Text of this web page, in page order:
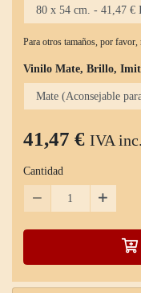
Para otros tamaños, por
Vinilo Mate, Brillo,
41,47 € IVA inc.
Cantidad